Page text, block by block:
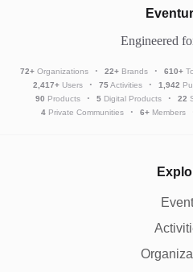
Engineered
72+Organizations 22+Brands 610+
2,417+ Users 75Activities 1,942
90 Products 5Digital Products 22
4Private Communities 6+Members